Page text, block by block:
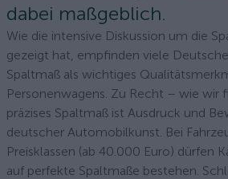
dabei maßgeblich.
Wie die intensive Diskussion um die
gezeigt hat, empfinden viele
Spaltmaß als wichtiges
Personenwagens. Zu Recht – wie wir
präzises Spaltmaß ist Ausdruck und
deutscher Automobilkunst. Bei
Preisklassen (ab 40.000 Euro) dürfen
auf perfekte Spaltmaße bestehen.